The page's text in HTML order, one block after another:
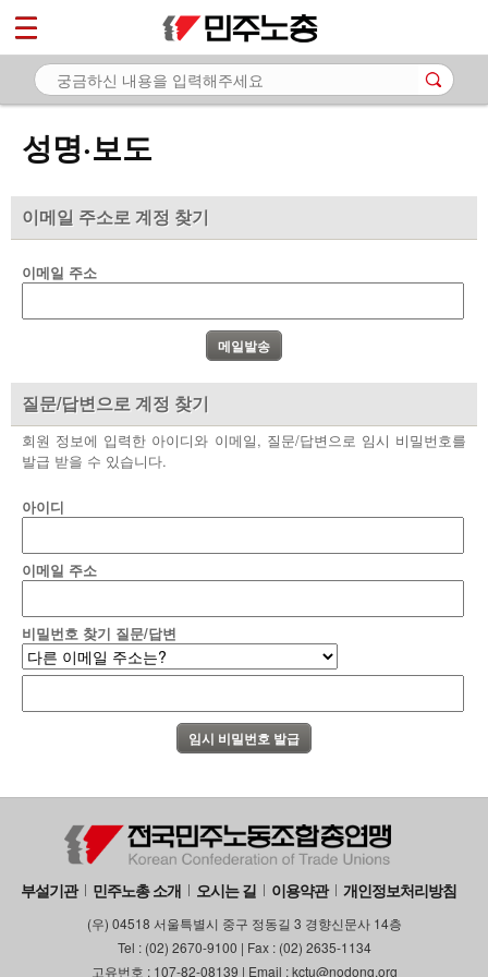
성명·보도
이메일 주소로 계정 찾기
이메일 주소
질문/답변으로 계정 찾기
회원 정보에 입력한 아이디와 이메일, 질문/답변으로 임시 비밀번호를
발급 받을 수 있습니다.
아이디
이메일 주소
비밀번호 찾기 질문/답변
부설기관 민주노총 소개 오시는 길 이용약관 개인정보처리방침
(우) 04518 서울특별시 중구 정동길 3 경향신문사 14층
Tel : (02) 2670-9100 | Fax : (02) 2635-1134
고유번호 : 107-82-08139 | Email : kctu@nodong.org
마이페이지
소개
- 공지사항
- 성명·보도
부설기관
업무